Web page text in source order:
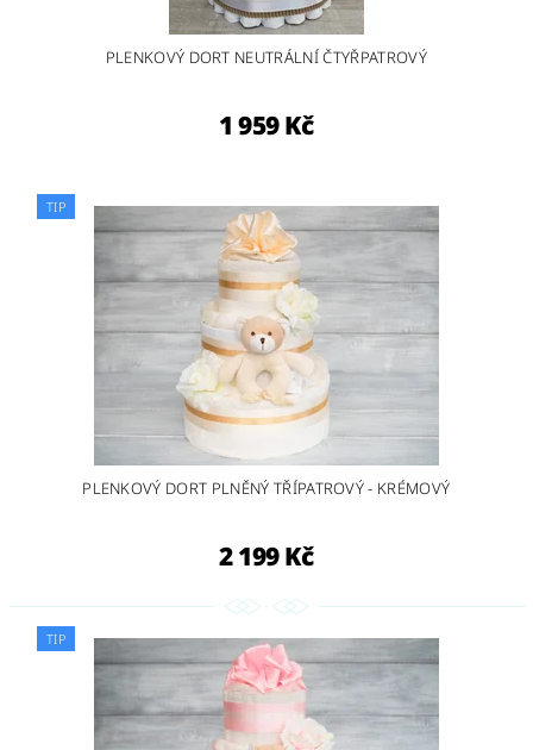
PLENKOVÝ DORT NEUTRÁLNÍ ČTYŘPATROVÝ
1 959 Kč
TIP
PLENKOVÝ DORT PLNĚNÝ TŘÍPATROVÝ - KRÉMOVÝ
2 199 Kč
TIP